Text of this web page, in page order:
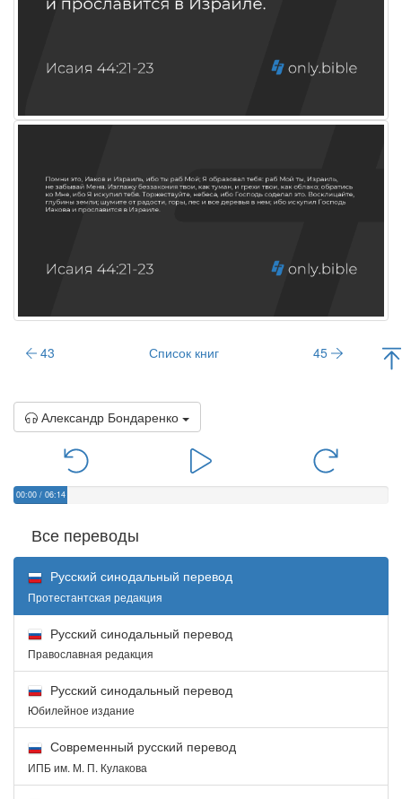
43 Список книг 45
Александр Бондаренко
00:00 / 06:14
Все переводы
Русский синодальный перевод
Протестантская редакция
Русский синодальный перевод
Православная редакция
Русский синодальный перевод
Юбилейное издание
Современный русский перевод
ИПБ им. М. П. Кулакова